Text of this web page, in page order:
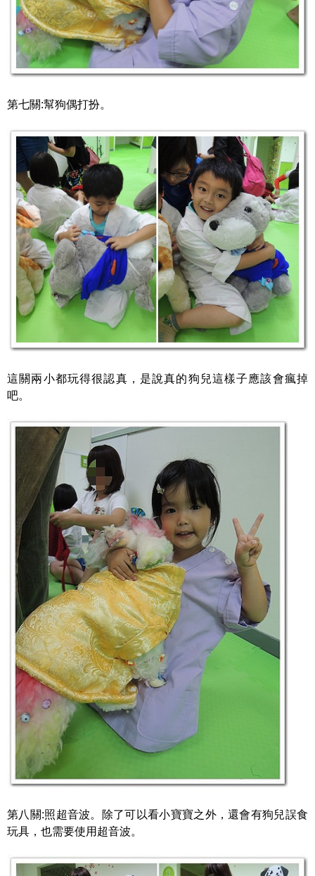
第七關:幫狗偶打扮。
這關兩小都玩得很認真，是說真的狗兒這樣子應該會瘋掉
吧。
第八關:照超音波。除了可以看小寶寶之外，還會有狗兒誤食
玩具，也需要使用超音波。